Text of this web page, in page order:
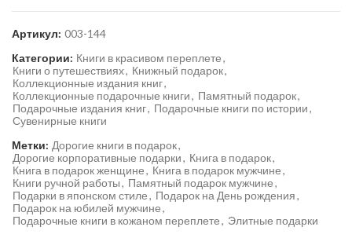
Артикул: 003-144
Категории: Книги в красивом переплете,
Книги о путешествиях, Книжный подарок,
Коллекционные издания книг,
Коллекционные подарочные книги, Памятный подарок,
Подарочные издания книг, Подарочные книги по истории,
Сувенирные книги
Метки: Дорогие книги в подарок,
Дорогие корпоративные подарки, Книга в подарок,
Книга в подарок женщине, Книга в подарок мужчине,
Книги ручной работы, Памятный подарок мужчине,
Подарки в японском стиле, Подарок на День рождения,
Подарок на юбилей мужчине,
Подарочные книги в кожаном переплете, Элитные подарки